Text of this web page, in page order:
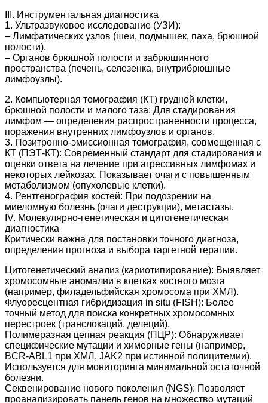
III. Инструментальная диагностика
1. Ультразвуковое исследование (УЗИ):
– Лимфатических узлов (шеи, подмышек, паха, брюшной
полости).
– Органов брюшной полости и забрюшинного
пространства (печень, селезенка, внутрибрюшные
лимфоузлы).
2. Компьютерная томография (КТ) грудной клетки,
брюшной полости и малого таза: Для стадирования
лимфом — определения распространенности процесса,
поражения внутренних лимфоузлов и органов.
3. Позитронно-эмиссионная томография, совмещенная с
КТ (ПЭТ-КТ): Современный стандарт для стадирования и
оценки ответа на лечение при агрессивных лимфомах и
некоторых лейкозах. Показывает очаги с повышенным
метаболизмом (опухолевые клетки).
4. Рентгенография костей: При подозрении на
миеломную болезнь (очаги деструкции), метастазы.
IV. Молекулярно-генетическая и цитогенетическая
диагностика
Критически важна для постановки точного диагноза,
определения прогноза и выбора таргетной терапии.
Цитогенетический анализ (кариотипирование): Выявляет
хромосомные аномалии в клетках костного мозга
(например, филадельфийская хромосома при ХМЛ).
Флуоресцентная гибридизация in situ (FISH): Более
точный метод для поиска конкретных хромосомных
перестроек (транслокаций, делеций).
Полимеразная цепная реакция (ПЦР): Обнаруживает
специфические мутации и химерные гены (например,
BCR-ABL1 при ХМЛ, JAK2 при истинной полицитемии).
Используется для мониторинга минимальной остаточной
болезни.
Секвенирование нового поколения (NGS): Позволяет
проанализировать панель генов на множество мутаций